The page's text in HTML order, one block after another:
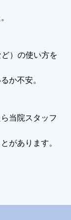
）の使い方を
か不安。
当院スタッフ
があります。